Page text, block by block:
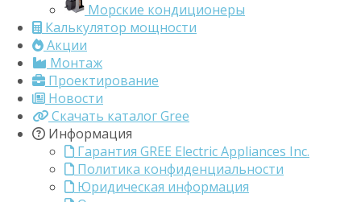
Морские кондиционеры
Калькулятор мощности
Акции
Монтаж
Проектирование
Новости
Скачать каталог Gree
Информация
Гарантия GREE Electric Appliances Inc.
Политика конфиденциальности
Юридическая информация